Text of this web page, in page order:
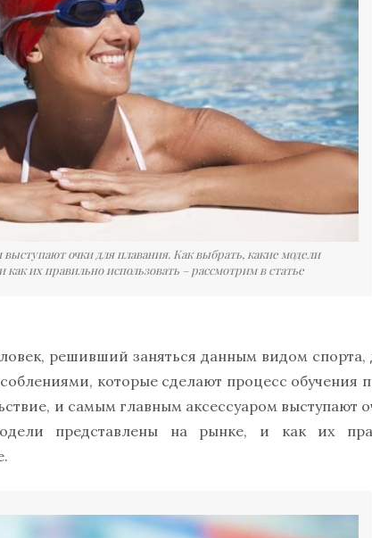
очки для плавания. Как выбрать, какие модели
их правильно использовать – рассмотрим в статье
решивший заняться данным видом спорта,
которые сделают процесс обучения
и самым главным аксессуаром выступают
представлены на рынке, и как их